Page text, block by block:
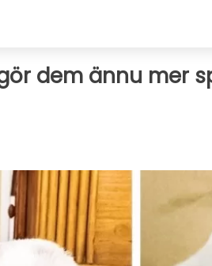
dem ännu mer